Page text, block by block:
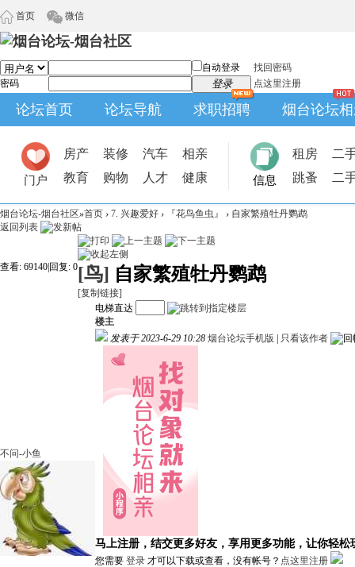
首页 微信
自动登录
找回密码
密码
登录 点这里注册
论坛首页 论坛导航 求职招聘 烟台论坛
门户
房产 装修 汽车
相亲
教育
购物 人才 健康 信息
租房
二
跳蚤
二
烟台论坛-烟台社区»首页 › 7. 兴趣爱好 › 『花鸟鱼虫』 › 自家繁殖牡丹鹦鹉
返回列表
查看: 69140 回复: 0[鸟] 自家繁殖牡丹鹦鹉
[复制链接]
不问-小鱼
电梯直达
楼主
发表于 2023-6-29 10:28 烟台论坛手机版 只看该作者
马上注册，结交更多好友，享用更多功能，让你轻松
您需要 登录 才可以下载或查看，没有帐号？ 点这里注册